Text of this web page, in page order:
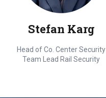
Stefan Karg
Head of Co. Center Security
Team Lead Rail Security